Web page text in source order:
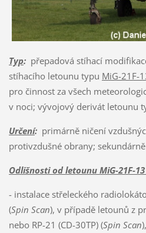
Typ:přepadová stíhací
stíhacího letounu typu MiG-21F-
pro činnost za všech
v noci; vývojový derivát letounu
Určení:primárně ničení
protivzdušné obrany;
Odlišnosti od letounu MiG-21F-
- instalace střeleckého
(Spin Scan), v případě letounů z
nebo RP-21 (CD-30TP) (Spin Scan